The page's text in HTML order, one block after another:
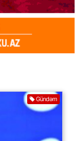
Gündəm